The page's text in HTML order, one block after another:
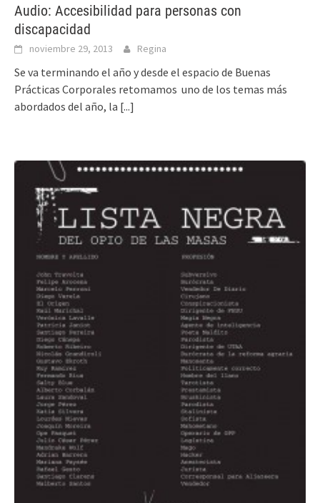
Audio: Accesibilidad para personas con
discapacidad
noviembre 29, 2013 Regina
Se va terminando el año y desde el espacio de Buenas
Prácticas Corporales retomamos uno de los temas más
abordados del año, la [...]